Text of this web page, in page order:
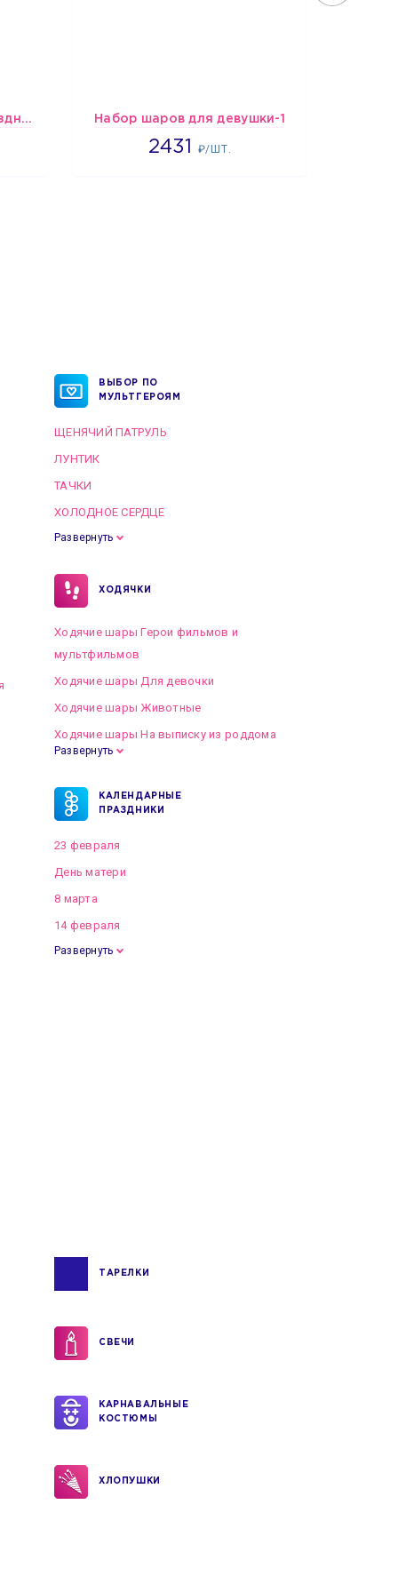
Спираль HB Сладкий Праздник, 12 шт. Набор шаров для девушки-1
2431 ₽/ШТ.
2431
ВЫБОР ПО
МУЛЬТГЕРОЯМ
ЩЕНЯЧИЙ ПАТРУЛЬ
ЛУНТИК
ТАЧКИ
ХОЛОДНОЕ СЕРДЦЕ
Развернуть
ХОДЯЧКИ
Ходячие шары Герои фильмов и
мультфильмов
Ходячие шары Для девочки
Ходячие шары Животные
Ходячие шары На выписку из роддома
Развернуть
КАЛЕНДАРНЫЕ
ПРАЗДНИКИ
23 февраля
День матери
8 марта
14 февраля
Развернуть
ТАРЕЛКИ
СВЕЧИ
КАРНАВАЛЬНЫЕ
КОСТЮМЫ
ХЛОПУШКИ